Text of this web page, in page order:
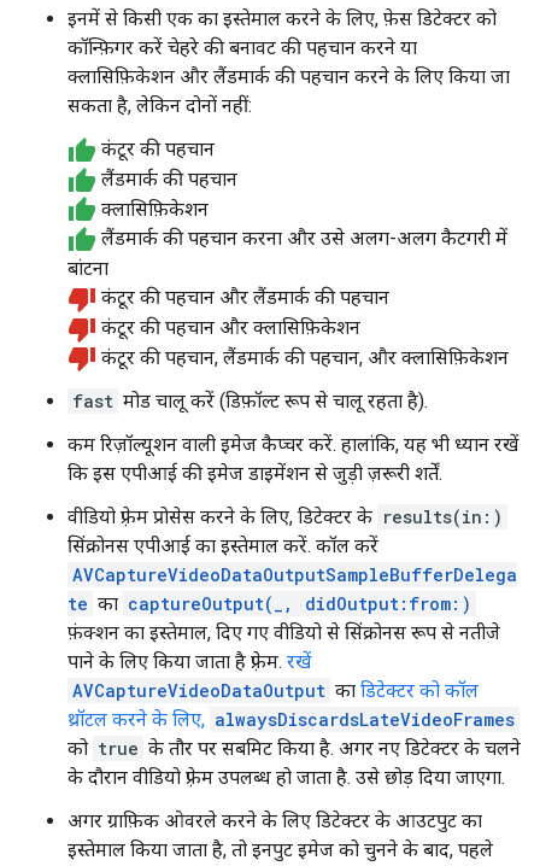
इनमें से किसी एक का इस्तेमाल करने के लिए, फ़ेस डिटेक्टर को
कॉन्फ़िगर करें चेहरे की बनावट की पहचान करने या
क्लासिफ़िकेशन और लैंडमार्क की पहचान करने के लिए किया जा
सकता है, लेकिन दोनों नहीं:
कंटूर की पहचान
लैंडमार्क की पहचान
क्लासिफ़िकेशन
लैंडमार्क की पहचान करना और उसे अलग-अलग कैटगरी में
बांटना
कंटूर की पहचान और लैंडमार्क की पहचान
कंटूर की पहचान और क्लासिफ़िकेशन
कंटूर की पहचान, लैंडमार्क की पहचान, और क्लासिफ़िकेशन
fast मोड चालू करें (डिफ़ॉल्ट रूप से चालू रहता है).
कम रिज़ॉल्यूशन वाली इमेज कैप्चर करें. हालांकि, यह भी ध्यान रखें
कि इस एपीआई की इमेज डाइमेंशन से जुड़ी ज़रूरी शर्तें.
वीडियो फ़्रेम प्रोसेस करने के लिए, डिटेक्टर के results(in:)
सिंक्रोनस एपीआई का इस्तेमाल करें. कॉल करें
AVCaptureVideoDataOutputSampleBufferDelega
te का captureOutput(_, didOutput:from:)
फ़ंक्शन का इस्तेमाल, दिए गए वीडियो से सिंक्रोनस रूप से नतीजे
पाने के लिए किया जाता है फ़्रेम. रखें
AVCaptureVideoDataOutput का डिटेक्टर को कॉल
थ्रॉटल करने के लिए, alwaysDiscardsLateVideoFrames
को true के तौर पर सबमिट किया है. अगर नए डिटेक्टर के चलने
के दौरान वीडियो फ़्रेम उपलब्ध हो जाता है. उसे छोड़ दिया जाएगा.
अगर ग्राफ़िक ओवरले करने के लिए डिटेक्टर के आउटपुट का
इस्तेमाल किया जाता है, तो इनपुट इमेज को चुनने के बाद, पहले